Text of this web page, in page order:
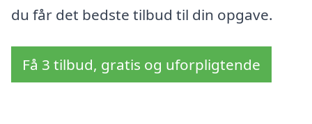
du får det bedste tilbud til din opgave.
Få 3 tilbud, gratis og uforpligtende